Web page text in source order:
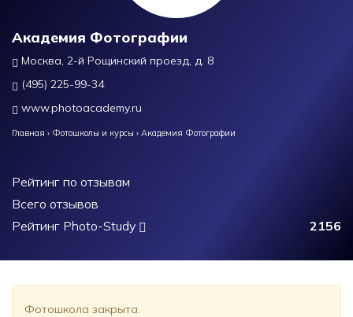
Академия Фотографии
Москва, 2-й Рощинский проезд, д. 8
(495) 225-99-34
www.photoacademy.ru
Главная › Фотошколы и курсы › Академия Фотографии
Рейтинг по отзывам
Всего отзывов
Рейтинг Photo-Study
2156
Фотошкола закрыта.